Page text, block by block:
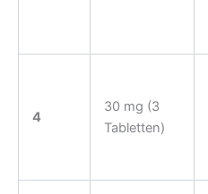
4
30 mg (3
Tabletten)